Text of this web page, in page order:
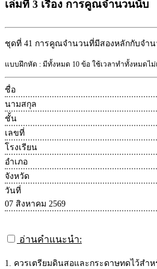
เล่มที่ 3 เรื่อง การคูณจำนวนนับ
ชุดที่ 41 การคูณจำนวนที่มีสองหลักกับจำ
แบบฝึกหัด : มีทั้งหมด 10 ข้อ ใช้เวลาทำทั้งหมดไม่
ชื่อ
นามสกุล
ชั้น
เลขที่
โรงเรียน
อำเภอ
จังหวัด
วันที่
07 สิงหาคม 2569
อ่านคำแนะนำ:
1. ควรเตรียมดินสอและกระดาษทดไว้สำ